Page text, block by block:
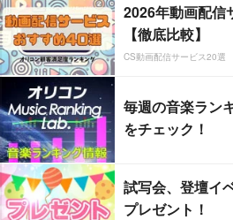
2026年動画配信
【徹底比較】
CS動画配信サービス20選
毎週の音楽ラン
をチェック！
試写会、登壇イ
プレゼント！